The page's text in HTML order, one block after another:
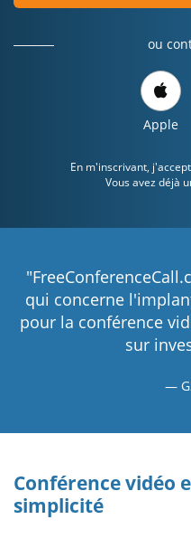
ou
Apple
En m'inscrivant,
Vous avez déjà
qui concerne
pour la conférence
sur
Conférence vidéo
simplicité